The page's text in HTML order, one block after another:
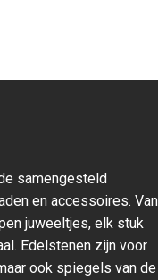
samengesteld
en accessoires. Van
juweeltjes, elk stuk
Edelstenen zijn voor
ook spiegels van de